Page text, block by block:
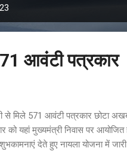
आवंटी पत्रकार
से मिले 571 आवंटी पत्रकार छोटा
को यहां मुख्‍यमंत्री निवास पर
शुभकामनाएं देते हुए नायला योजना में